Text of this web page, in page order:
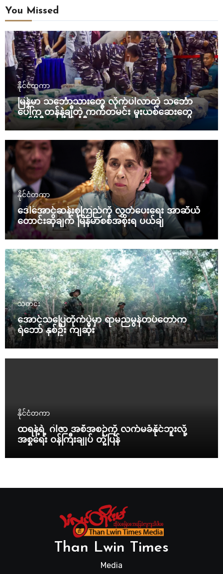
You Missed
နိုင်ငံတကာ
မြန်မာ သင်္ဘောသားတွေ လိုက်ပါလာတဲ့ သင်္ဘော
ပေါ်က တန်နဲ့ချီတဲ့ ကက်တမင်း မူးယစ်ဆေးတွေကို
အင်ဒိုနီးရှား ဖမ်းဆီး
နိုင်ငံတကာ
ဒေါ်အောင်ဆန်းစုကြည်ကို လွှတ်ပေးရေး အာဆီယံ
တောင်းဆိုချက် မြန်မာစစ်အစိုးရ ပယ်ချ
သတင်း
အောင်သပြေတိုက်ပွဲမှာ ရာမညမွန်တပ်တော်က
ရဲဘော် နှစ်ဦး ကျဆုံး
နိုင်ငံတကာ
ထရန့်ရဲ့ ဂါဇာ အစီအစဉ်ကို လက်မခံနိုင်ဘူးလို့
အစ္စရေး ဝန်ကြီးချုပ် တုံ့ပြန်
Than Lwin Times
Media